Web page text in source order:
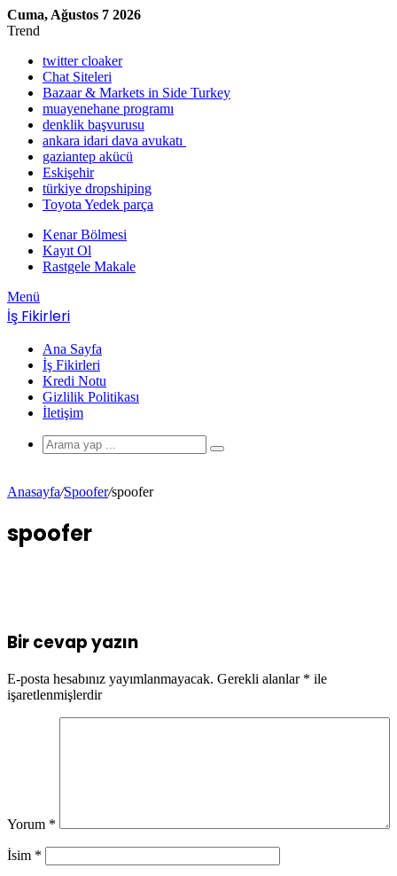
Cuma, Ağustos 7 2026
Trend
twitter cloaker
Chat Siteleri
Bazaar & Markets in Side Turkey
muayenehane programı
denklik başvurusu
ankara idari dava avukatı
gaziantep akücü
Eskişehir
türkiye dropshiping
Toyota Yedek parça
Kenar Bölmesi
Kayıt Ol
Rastgele Makale
Menü
İş Fikirleri
Ana Sayfa
İş Fikirleri
Kredi Notu
Gizlilik Politikası
İletişim
Anasayfa/Spoofer/spoofer
spoofer
Bir cevap yazın
E-posta hesabınız yayımlanmayacak. Gerekli alanlar * ile
işaretlenmişlerdir
Yorum *
İsim *